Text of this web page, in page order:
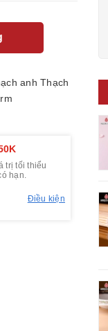
anh Thạch
trị tối thiểu
hạn.
Điều kiện